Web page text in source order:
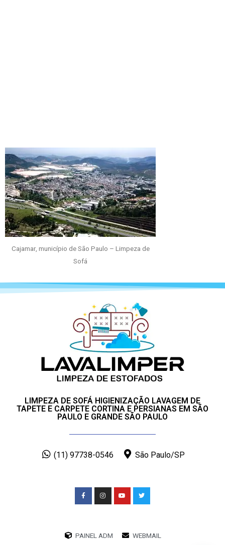
Cajamar, município de São Paulo – Limpeza de
Sofá
LIMPEZA DE SOFÁ HIGIENIZAÇÃO LAVAGEM DE
TAPETE E CARPETE CORTINA E PERSIANAS EM SÃO
PAULO E GRANDE SÃO PAULO
(11) 97738-0546 São Paulo/SP
PAINEL ADM WEBMAIL